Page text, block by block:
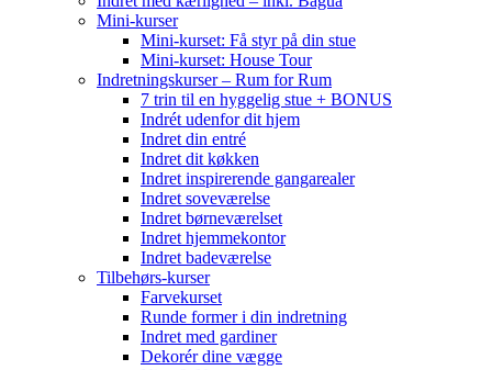
Mini-kurser
Mini-kurset: Få styr på din stue
Mini-kurset: House Tour
Indretningskurser – Rum for Rum
7 trin til en hyggelig stue + BONUS
Indrét udenfor dit hjem
Indret din entré
Indret dit køkken
Indret inspirerende gangarealer
Indret soveværelse
Indret børneværelset
Indret hjemmekontor
Indret badeværelse
Tilbehørs-kurser
Farvekurset
Runde former i din indretning
Indret med gardiner
Dekorér dine vægge